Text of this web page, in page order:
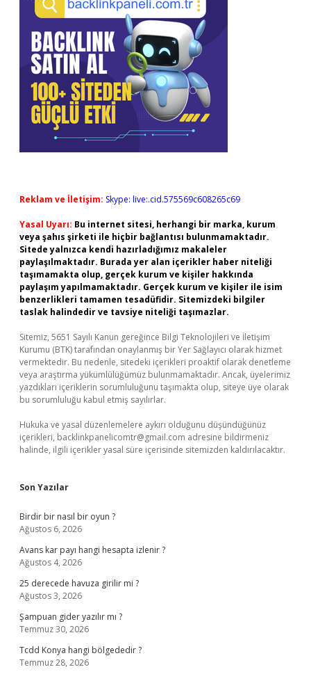
Reklam ve İletişim: Skype: live:.cid.575569c608265c69
Yasal Uyarı: Bu internet sitesi, herhangi bir marka, kurum
veya şahıs şirketi ile hiçbir bağlantısı bulunmamaktadır.
Sitede yalnızca kendi hazırladığımız makaleler
paylaşılmaktadır. Burada yer alan içerikler haber niteliği
taşımamakta olup, gerçek kurum ve kişiler hakkında
paylaşım yapılmamaktadır. Gerçek kurum ve kişiler ile isim
benzerlikleri tamamen tesadüfidir. Sitemizdeki bilgiler
taslak halindedir ve tavsiye niteliği taşımazlar.
Sitemiz, 5651 Sayılı Kanun gereğince Bilgi Teknolojileri ve İletişim
Kurumu (BTK) tarafından onaylanmış bir Yer Sağlayıcı olarak hizmet
vermektedir. Bu nedenle, sitedeki içerikleri proaktif olarak denetleme
veya araştırma yükümlülüğümüz bulunmamaktadır. Ancak, üyelerimiz
yazdıkları içeriklerin sorumluluğunu taşımakta olup, siteye üye olarak
bu sorumluluğu kabul etmiş sayılırlar.
Hukuka ve yasal düzenlemelere aykırı olduğunu düşündüğünüz
içerikleri, backlinkpanelicomtr@gmail.com adresine bildirmeniz
halinde, ilgili içerikler yasal süre içerisinde sitemizden kaldırılacaktır.
Son Yazılar
Birdir bir nasıl bir oyun ?
Ağustos 6, 2026
Avans kar payı hangi hesapta izlenir ?
Ağustos 4, 2026
25 derecede havuza girilir mi ?
Ağustos 3, 2026
Şampuan gider yazılır mı ?
Temmuz 30, 2026
Tcdd Konya hangi bölgededir ?
Temmuz 28, 2026